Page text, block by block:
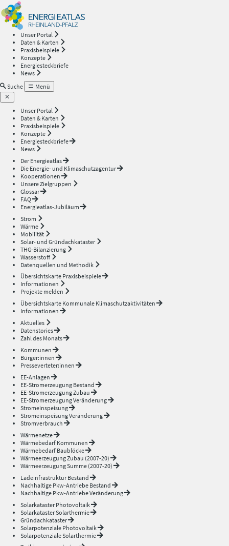
Unser Portal
Daten & Karten
Praxisbeispiele
Konzepte
Energiesteckbriefe
News
Suche
Menü
Unser Portal
Daten & Karten
Praxisbeispiele
Konzepte
Energiesteckbriefe
News
Der Energieatlas
Die Energie- und Klimaschutzagentur
Kooperationen
Unsere Zielgruppen
Glossar
FAQ
Energieatlas-Jubiläum
Strom
Wärme
Mobilität
Solar- und Gründachkataster
THG-Bilanzierung
Wasserstoff
Datenquellen und Methodik
Übersichtskarte Praxisbeispiele
Informationen
Projekte melden
Übersichtskarte Kommunale Klimaschutzaktivitäten
Informationen
Aktuelles
Datenstories
Zahl des Monats
Kommunen
Bürger:innen
Presseverteter:innen
EE-Anlagen
EE-Stromerzeugung Bestand
EE-Stromerzeugung Zubau
EE-Stromerzeugung Veränderung
Stromeinspeisung
Stromeinspeisung Veränderung
Stromverbrauch
Wärmenetze
Wärmebedarf Kommunen
Wärmebedarf Baublöcke
Wärmeerzeugung Zubau (2007-20)
Wärmeerzeugung Summe (2007-20)
Ladeinfrastruktur Bestand
Nachhaltige Pkw-Antriebe Bestand
Nachhaltige Pkw-Antriebe Veränderung
Solarkataster Photovoltaik
Solarkataster Solarthermie
Gründachkataster
Solarpotenziale Photovoltaik
Solarpotenziale Solarthermie